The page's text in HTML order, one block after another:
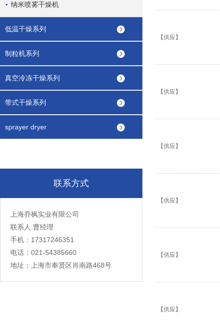
纳米喷雾干燥机
低温干燥系列
制粒机系列
真空冷冻干燥系列
带式干燥系列
sprayer dryer
联系方式
上海乔枫实业有限公司
联系人:曹经理
手机：17317246351
电话：021-54385660
地址：上海市奉贤区肖南路468号
【供应】
【供应】
【供应】
【供应】
【供应】
【供应】